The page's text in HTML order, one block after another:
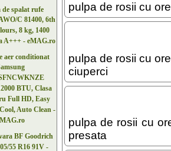
de spalat rufe
C 81400, 6th
8 kg, 1400
A+++ - eMAG.ro
aer conditionat
BTU, Clasa
Full HD, Easy
Auto Clean -
BF Goodrich
55 R16 91V -
pulpa de rosii cu
pulpa de rosii cu
ciuperci
pulpa de rosii cu
presata